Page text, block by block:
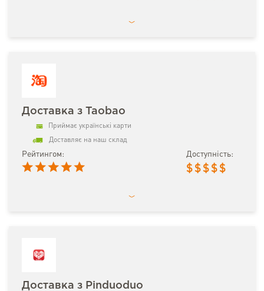
Доставка з Taobao
Приймає українські карти
Доставляє на наш склад
Рейтингом: Доступність:
$ $ $ $ $
Доставка з Pinduoduo